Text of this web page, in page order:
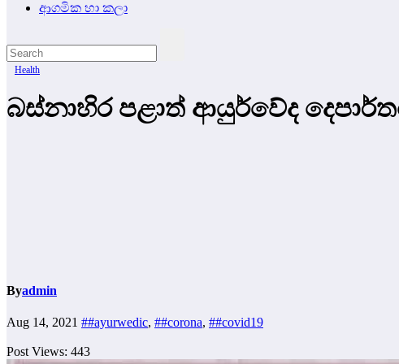
ආගමික හා කලා
Health
බස්නාහිර පළාත් ආයුර්වේද
Byadmin
Aug 14, 2021 ##ayurwedic, ##corona, ##covid19
Post Views: 443